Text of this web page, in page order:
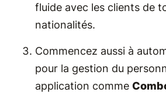
fluide avec les clients de
nationalités.
Commencez aussi à
pour la gestion du
application comme